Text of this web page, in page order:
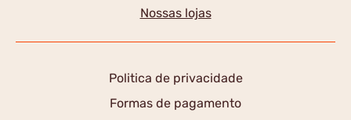
Nossas lojas
Politica de privacidade
Formas de pagamento